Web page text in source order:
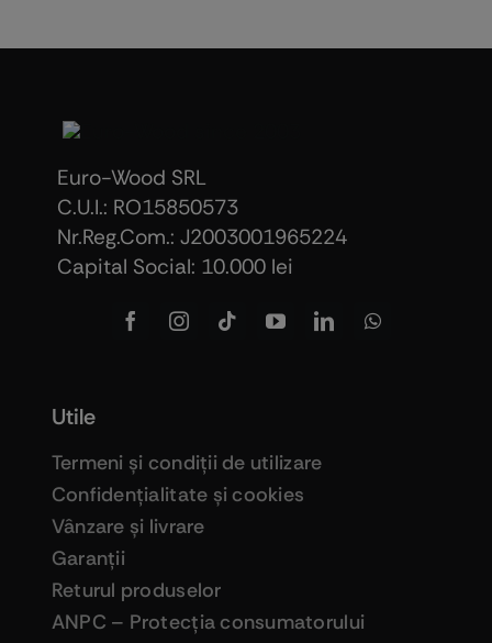
Euro-Wood SRL
C.U.I.: RO15850573
Nr.Reg.Com.: J2003001965224
Capital Social: 10.000 lei
Utile
Termeni şi condiţii de utilizare
Confidenţialitate şi cookies
Vânzare şi livrare
Garanţii
Returul produselor
ANPC – Protecţia consumatorului